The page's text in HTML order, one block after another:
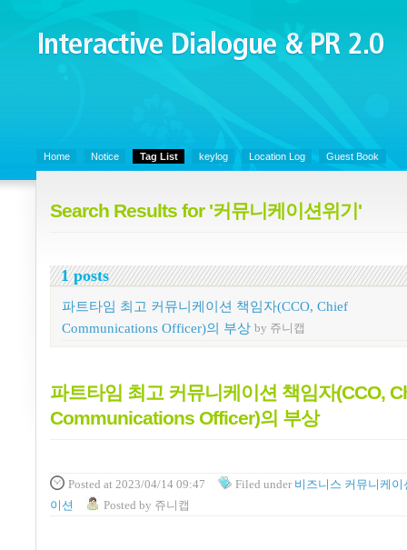
Interactive Dialogue &
PR 2.0
Home Notice Tag List keylog Location Log Guest Book
Search Results for '커뮤니케이션위기'
1 posts
파트타임 최고 커뮤니케이션 책임자(CCO, Chief
Communications Officer)의 부상 by 쥬니캡
파트타임 최고 커뮤니케이션 책임자(CCO,
Communications Officer)의 부상
Posted at 2023/04/14 09:47 Filed under 비즈니스 커뮤니케
이션
Posted by 쥬니캡